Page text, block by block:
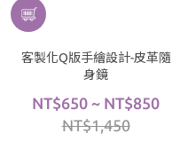
客製化Q版手繪設計-皮革隨
身鏡
NT$650 ~ NT$850
NT$1,450